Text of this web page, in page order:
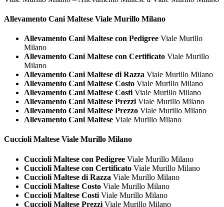
Allevamento Cani Maltese Viale Murillo Milano
Allevamento Cani Maltese con Pedigree Viale Murillo
Milano
Allevamento Cani Maltese con Certificato Viale Murillo
Milano
Allevamento Cani Maltese di Razza Viale Murillo Milano
Allevamento Cani Maltese Costo Viale Murillo Milano
Allevamento Cani Maltese Costi Viale Murillo Milano
Allevamento Cani Maltese Prezzi Viale Murillo Milano
Allevamento Cani Maltese Prezzo Viale Murillo Milano
Allevamento Cani Maltese Viale Murillo Milano
Cuccioli Maltese Viale Murillo Milano
Cuccioli Maltese con Pedigree Viale Murillo Milano
Cuccioli Maltese con Certificato Viale Murillo Milano
Cuccioli Maltese di Razza Viale Murillo Milano
Cuccioli Maltese Costo Viale Murillo Milano
Cuccioli Maltese Costi Viale Murillo Milano
Cuccioli Maltese Prezzi Viale Murillo Milano